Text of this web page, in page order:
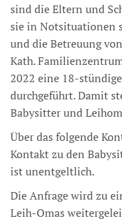
sind die Eltern und
sie in Notsituationen
und die Betreuung
Kath.
2022 eine 18-
durchgeführt. Damit
Babysitter und
Über das folgende
Kontakt zu den
ist unentgeltlich.
Die Anfrage wird zu
Leih-Omas